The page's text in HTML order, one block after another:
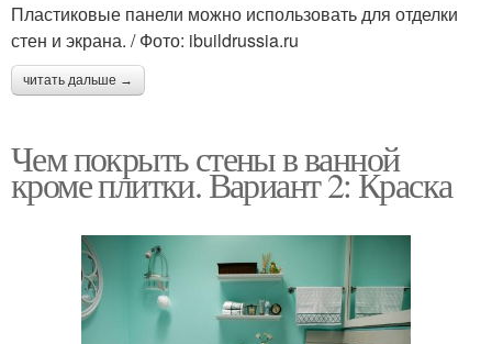
Пластиковые панели можно использовать для отделки
стен и экрана. / Фото: ibuildrussia.ru
читать дальше →
Чем покрыть стены в ванной
кроме плитки. Вариант 2: Краска